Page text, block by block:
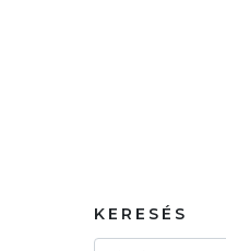
KERESÉS